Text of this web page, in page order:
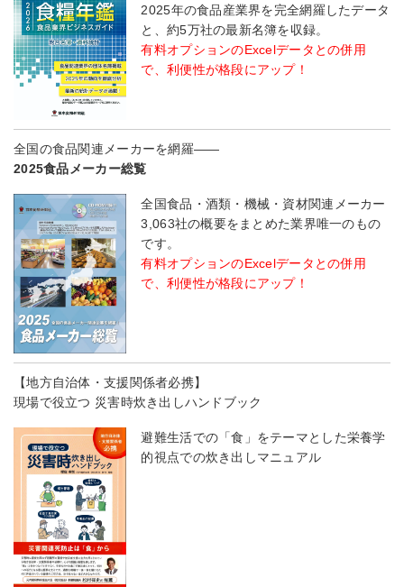
2025年の食品産業界を完全網羅したデータ
と、約5万社の最新名簿を収録。
有料オプションのExcelデータとの併用
で、利便性が格段にアップ！
全国の食品関連メーカーを網羅――
2025食品メーカー総覧
全国食品・酒類・機械・資材関連メーカー
3,063社の概要をまとめた業界唯一のもの
です。
有料オプションのExcelデータとの併用
で、利便性が格段にアップ！
【地方自治体・支援関係者必携】
現場で役立つ 災害時炊き出しハンドブック
避難生活での「食」をテーマとした栄養学
的視点での炊き出しマニュアル